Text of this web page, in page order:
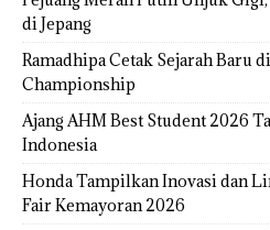
di Jepang
Ramadhipa Cetak Sejarah Baru
Championship
Ajang AHM Best Student 2026
Indonesia
Honda Tampilkan Inovasi dan
Fair Kemayoran 2026